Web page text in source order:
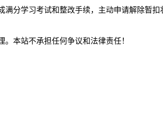
分学习考试和整改手续，主动申请解除暂扣
本站不承担任何争议和法律责任！